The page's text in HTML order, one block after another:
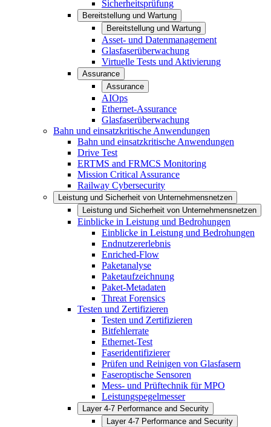
Sicherheitsprüfung
Bereitstellung und Wartung
Bereitstellung und Wartung
Asset- und Datenmanagement
Glasfaserüberwachung
Virtuelle Tests und Aktivierung
Assurance
Assurance
AIOps
Ethernet-Assurance
Glasfaserüberwachung
Bahn und einsatzkritische Anwendungen
Bahn und einsatzkritische Anwendungen
Drive Test
ERTMS and FRMCS Monitoring
Mission Critical Assurance
Railway Cybersecurity
Leistung und Sicherheit von Unternehmensnetzen
Leistung und Sicherheit von Unternehmensnetzen
Einblicke in Leistung und Bedrohungen
Einblicke in Leistung und Bedrohungen
Endnutzererlebnis
Enriched-Flow
Paketanalyse
Paketaufzeichnung
Paket-Metadaten
Threat Forensics
Testen und Zertifizieren
Testen und Zertifizieren
Bitfehlerrate
Ethernet-Test
Faseridentifizierer
Prüfen und Reinigen von Glasfasern
Faseroptische Sensoren
Mess- und Prüftechnik für MPO
Leistungspegelmesser
Layer 4-7 Performance and Security
Layer 4-7 Performance and Security